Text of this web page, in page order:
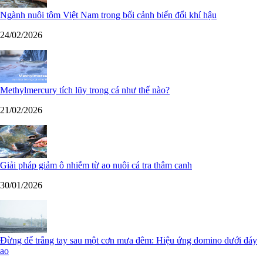
Ngành nuôi tôm Việt Nam trong bối cảnh biến đổi khí hậu
24/02/2026
Methylmercury tích lũy trong cá như thế nào?
21/02/2026
Giải pháp giảm ô nhiễm từ ao nuôi cá tra thâm canh
30/01/2026
Đừng để trắng tay sau một cơn mưa đêm: Hiệu ứng domino dưới đáy
ao